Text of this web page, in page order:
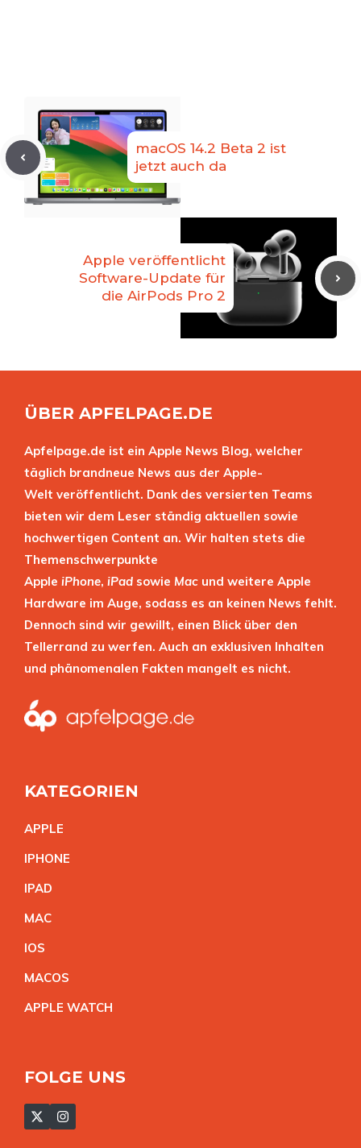
macOS 14.2 Beta 2 ist
jetzt auch da
Apple veröffentlicht
Software-Update für
die AirPods Pro 2
ÜBER APFELPAGE.DE
Apfelpage.de ist ein Apple News Blog, welcher
täglich brandneue News aus der Apple-
Welt veröffentlicht. Dank des versierten Teams
bieten wir dem Leser ständig aktuellen sowie
hochwertigen Content an. Wir halten stets die
Themenschwerpunkte
Apple iPhone, iPad sowie Mac und weitere Apple
Hardware im Auge, sodass es an keinen News fehlt.
Dennoch sind wir gewillt, einen Blick über den
Tellerrand zu werfen. Auch an exklusiven Inhalten
und phänomenalen Fakten mangelt es nicht.
KATEGORIEN
APPLE
IPHONE
IPAD
MAC
IOS
MACOS
APPLE WATCH
FOLGE UNS